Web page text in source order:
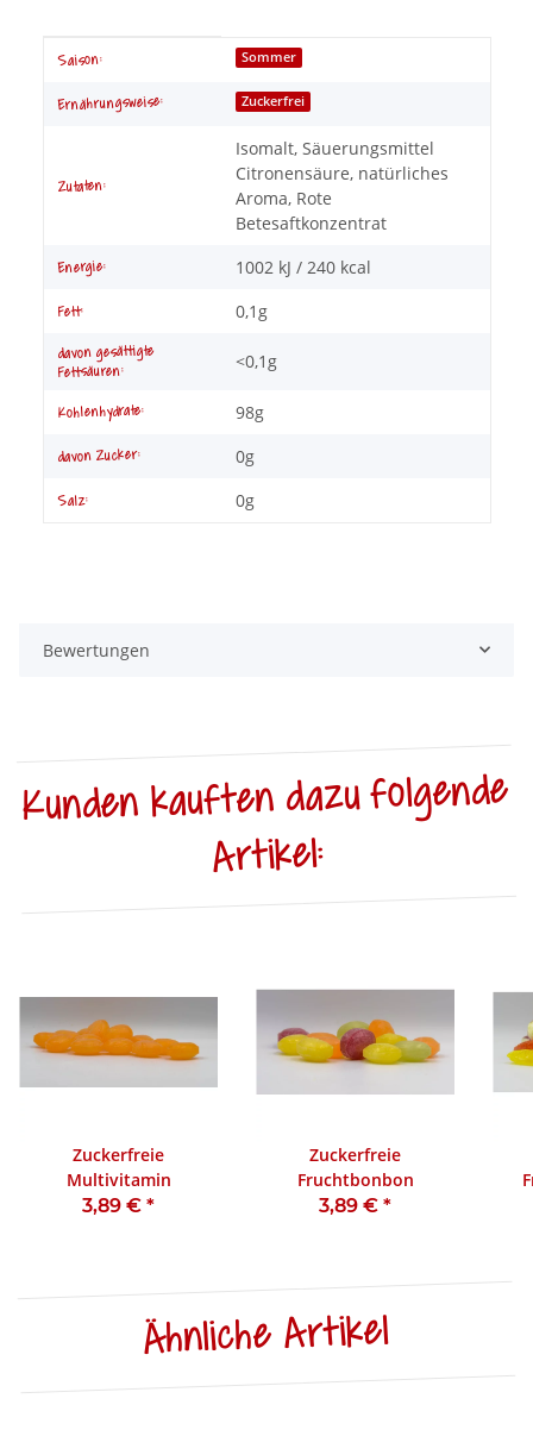
Produkteigenschaft
Wert
Saison: Sommer
Ernährungsweise: Zuckerfrei
Zutaten:
Isomalt, Säuerungsmittel
Citronensäure, natürliches
Aroma, Rote
Betesaftkonzentrat
Energie: 1002 kJ / 240 kcal
Fett: 0,1g
davon gesättigte
Fettsäuren:
<0,1g
Kohlenhydrate: 98g
davon Zucker: 0g
Salz: 0g
Bewertungen
Kunden kauften dazu folgende
Artikel:
Zuckerfreie
Multivitamin
3,89 € *
Zuckerfreie
Fruchtbonbon
3,89 € *
Ähnliche Artikel